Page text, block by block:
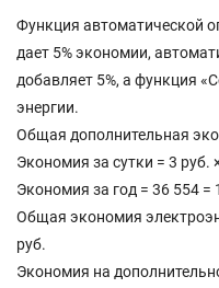
Функция автоматической
дает 5% экономии,
добавляет 5%, а функция
энергии.
Общая дополнительная
Экономия за сутки = 3 руб.
Экономия за год = 36 554 =
Общая экономия
руб.
Экономия на